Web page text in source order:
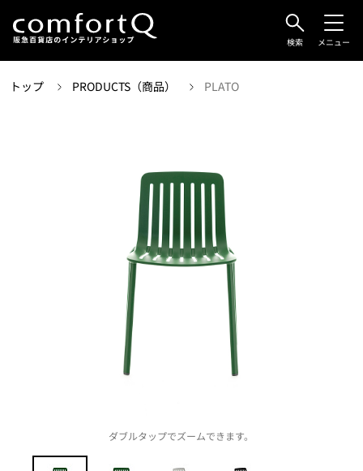
検索 メニュー
トップ PRODUCTS（商品） PLATO
ダブルタップでズームできます。